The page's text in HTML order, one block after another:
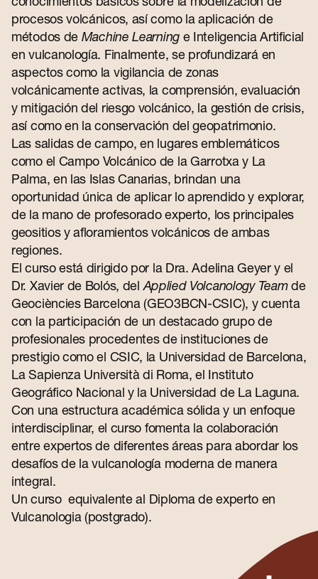
procesos volcánicos, así como la aplicación de
métodos de Machine Learninge Inteligencia Artificial
en vulcanología. Finalmente, se profundizará en
aspectos como la vigilancia de zonas
volcánicamente activas, la comprensión, evaluación
y mitigación del riesgo volcánico, la gestión de crisis,
así como en la conservación del geopatrimonio.
Las salidas de campo, en lugares emblemáticos
como el Campo Volcánico de la Garrotxa y La
Palma, en las Islas Canarias, brindan una
oportunidad única de aplicar lo aprendido y explorar,
de la mano de profesorado experto, los principales
geositios y afloramientos volcánicos de ambas
regiones.
El curso está dirigido por la Dra. Adelina Geyer y el
Dr. Xavier de Bolós, delApplied Volcanology Teamde
Geociències Barcelona (GEO3BCN-CSIC), y cuenta
con la participación de un destacado grupo de
profesionales procedentes de instituciones de
prestigio como el CSIC, la Universidad de Barcelona,
La Sapienza Università di Roma, el Instituto
Geográfico Nacional y la Universidad de La Laguna.
Con una estructura académica sólida y un enfoque
interdisciplinar, el curso fomenta la colaboración
entre expertos de diferentes áreas para abordar los
desafíos de la vulcanología moderna de manera
integral.
Un curso equivalente al Diploma de experto en
Vulcanologia (postgrado).